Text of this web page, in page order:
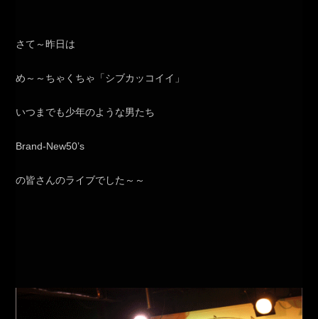
さて～昨日は
め～～ちゃくちゃ「シブカッコイイ」
いつまでも少年のような男たち
Brand-New50’s
の皆さんのライブでした～～